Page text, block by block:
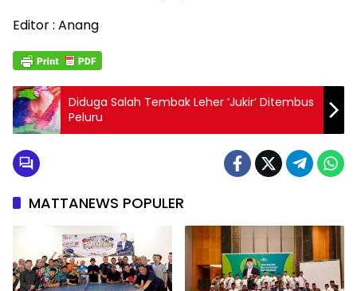
Editor : Anang
Diduga Salah Tembak Leher ‘Jukir’ Ditembus
Peluru
MATTANEWS POPULER